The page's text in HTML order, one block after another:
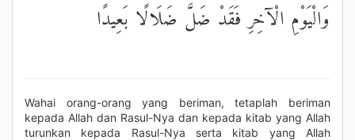
وَالْيَوْمِ الْآخِرِ فَقَدْ ضَلَّ ضَلَالًا بَعِيدًا
Wahai orang-orang yang beriman, tetaplah beriman
kepada Allah dan Rasul-Nya dan kepada kitab yang Allah
turunkan kepada Rasul-Nya serta kitab yang Allah